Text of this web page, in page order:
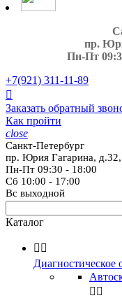
пр.
Пн-Пт
+7(921) 311-11-89

Заказать обратный
Как пройти
close
Санкт-Петербург
пр. Юрия Гагарина,
Пн-Пт 09:30 - 18:00
Сб 10:00 - 17:00
Вс выходной
Каталог
 
Диагностическое
 